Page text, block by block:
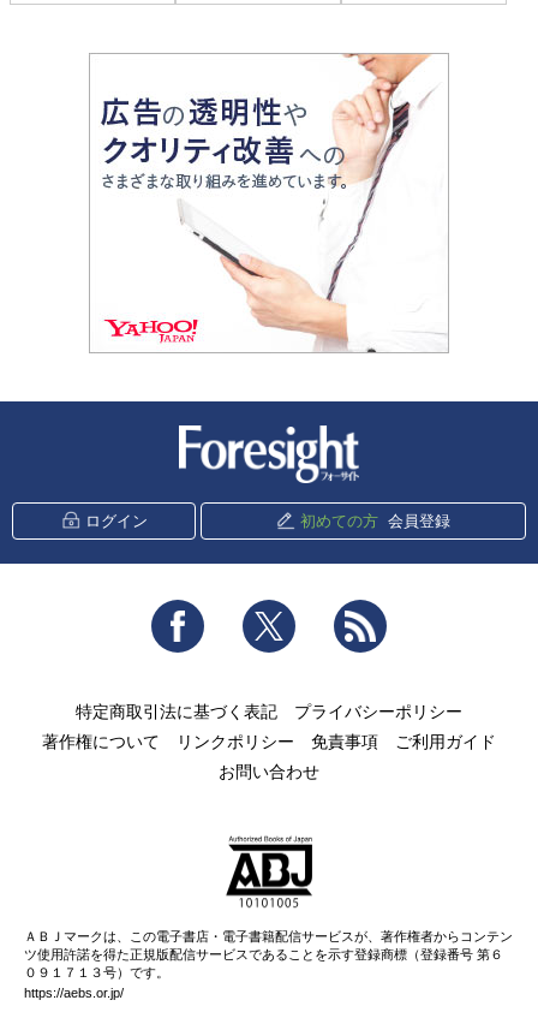
ログイン 初めての方 会員登録
Facebook Twitter
特定商取引法に基づく表記
プライバシーポリシー
著作権について
リンクポリシー 免責事項
ご利用ガイド
お問い合わせ
ＡＢＪマークは、この電子書店・電子書籍配信サービスが、著作権者からコンテン
ツ使用許諾を得た正規版配信サービスであることを示す登録商標（登録番号 第６
０９１７１３号）です。
https://aebs.or.jp/